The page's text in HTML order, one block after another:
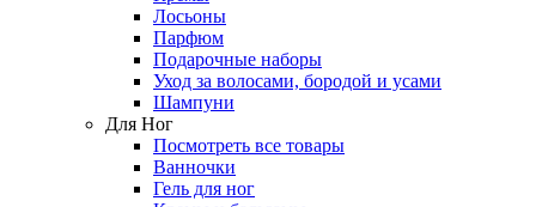
Лосьоны
Парфюм
Подарочные наборы
Уход за волосами, бородой и усами
Шампуни
Для Ног
Посмотреть все товары
Ванночки
Гель для ног